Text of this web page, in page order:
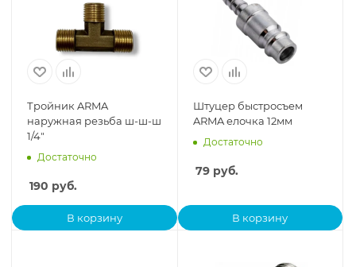
Тройник ARMA
наружная резьба ш-ш-ш
1/4"
Достаточно
190 руб.
В корзину
Штуцер быстросъем
ARMA елочка 12мм
Достаточно
79руб.
В корзину